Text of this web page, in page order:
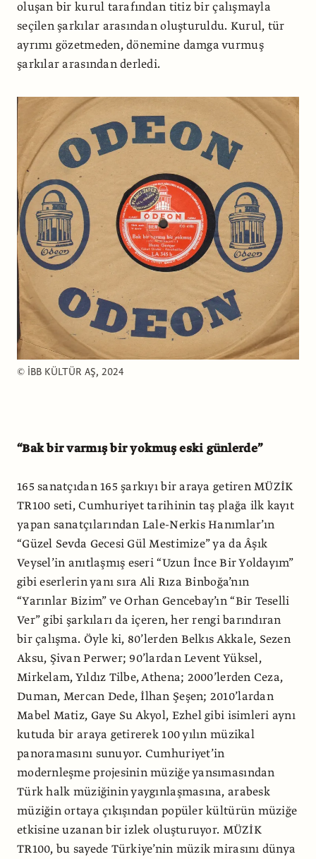
oluşan bir kurul tarafından titiz bir çalışmayla
seçilen şarkılar arasından oluşturuldu. Kurul, tür
ayrımı gözetmeden, dönemine damga vurmuş
şarkılar arasından derledi.
© İBB KÜLTÜR AŞ, 2024
“Bak bir varmış bir yokmuş eski günlerde”
165 sanatçıdan 165 şarkıyı bir araya getiren MÜZİK
TR100 seti, Cumhuriyet tarihinin taş plağa ilk kayıt
yapan sanatçılarından Lale-Nerkis Hanımlar’ın
“Güzel Sevda Gecesi Gül Mestimize” ya da Âşık
Veysel’in anıtlaşmış eseri “Uzun İnce Bir Yoldayım”
gibi eserlerin yanı sıra Ali Rıza Binboğa’nın
“Yarınlar Bizim” ve Orhan Gencebay’ın “Bir Teselli
Ver” gibi şarkıları da içeren, her rengi barındıran
bir çalışma. Öyle ki, 80’lerden Belkıs Akkale, Sezen
Aksu, Şivan Perwer; 90’lardan Levent Yüksel,
Mirkelam, Yıldız Tilbe, Athena; 2000’lerden Ceza,
Duman, Mercan Dede, İlhan Şeşen; 2010’lardan
Mabel Matiz, Gaye Su Akyol, Ezhel gibi isimleri aynı
kutuda bir araya getirerek 100 yılın müzikal
panoramasını sunuyor. Cumhuriyet’in
modernleşme projesinin müziğe yansımasından
Türk halk müziğinin yaygınlaşmasına, arabesk
müziğin ortaya çıkışından popüler kültürün müziğe
etkisine uzanan bir izlek oluşturuyor. MÜZİK
TR100, bu sayede Türkiye’nin müzik mirasını dünya